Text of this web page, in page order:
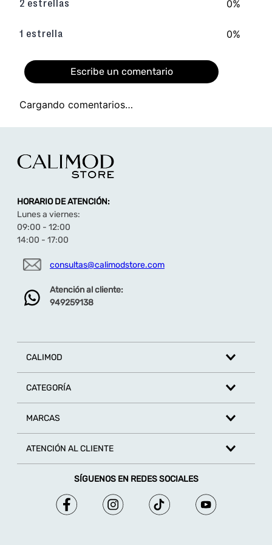
2 estrellas 0%
1 estrella 0%
Escribe un comentario
Título
Califica el producto de 1 a 5 estrellas
★★
Tu nombre
Dirección de email
Escribe un comentario
ENVIAR COMENTARIO
Cargando comentarios…
HORARIO DE ATENCIÓN:
Lunes a viernes:
09:00 - 12:00
14:00 - 17:00
consultas@calimodstore.com
Atención al cliente:
949259138
CALIMOD
CATEGORÍA
MARCAS
ATENCIÓN AL CLIENTE
SÍGUENOS EN REDES SOCIALES